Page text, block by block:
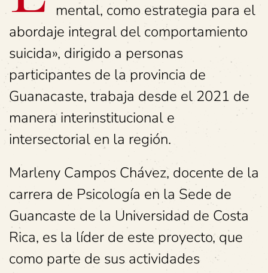
mental, como estrategia para el
abordaje integral del comportamiento
suicida», dirigido a personas
participantes de la provincia de
Guanacaste, trabaja desde el 2021 de
manera interinstitucional e
intersectorial en la región.
Marleny Campos Chávez, docente de la
carrera de Psicología en la Sede de
Guancaste de la Universidad de Costa
Rica, es la líder de este proyecto, que
como parte de sus actividades